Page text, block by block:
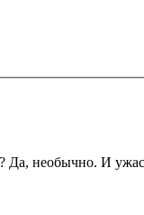
Да, необычно. И